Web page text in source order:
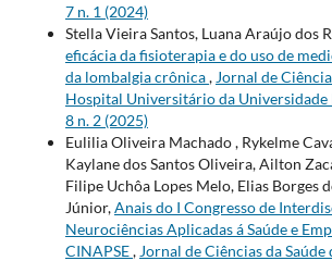
7 n. 1 (2024)
Stella Vieira Santos, Luana Araújo dos
eficácia da fisioterapia e do uso de
da lombalgia crônica, Jornal de
Hospital Universitário da Universidade
8 n. 2 (2025)
Eulilia Oliveira Machado , Rykelme
Kaylane dos Santos Oliveira, Ailton
Filipe Uchôa Lopes Melo, Elias Borges
Júnior,Anais do I Congresso de
Neurociências Aplicadas á Saúde e
CINAPSE, Jornal de Ciências da